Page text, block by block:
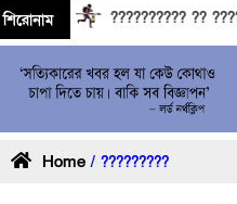
শিরোনাম ?????????? ?? ?????
Home / ?????????